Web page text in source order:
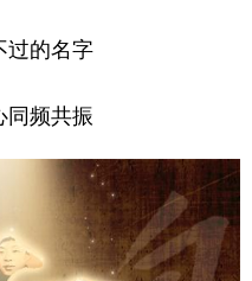
河北
上海 江苏
江西
湖北 湖南
过的名字
同频共振